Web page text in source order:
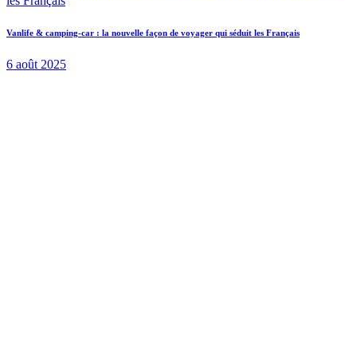
Vanlife & camping-car : la nouvelle façon de voyager qui séduit les Français
6 août 2025